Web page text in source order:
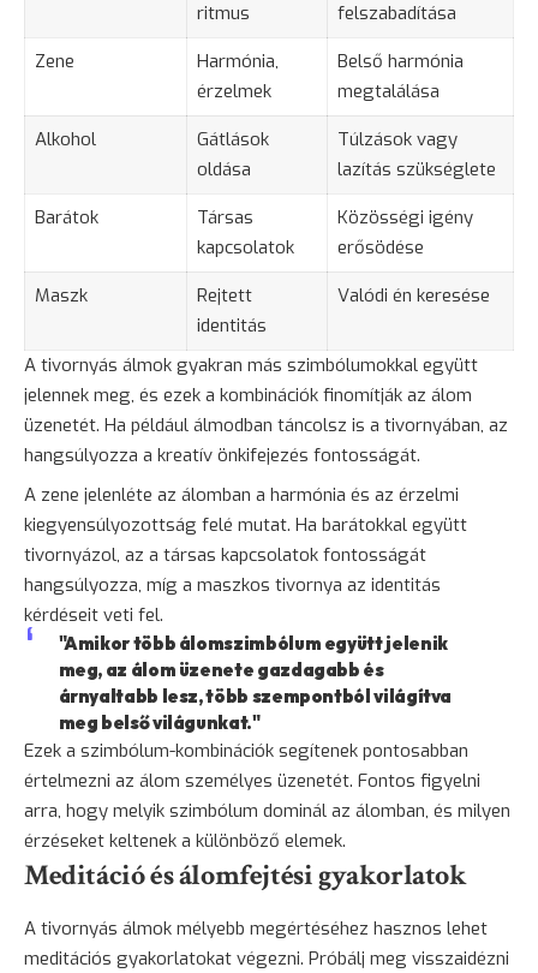
ritmus
felszabadítása
Zene
Harmónia,
érzelmek
Belső harmónia
megtalálása
Alkohol
Gátlások
oldása
Túlzások vagy
lazítás szükséglete
Barátok
Társas
kapcsolatok
Közösségi igény
erősödése
Maszk
Rejtett
identitás
Valódi én keresése
A tivornyás álmok gyakran más szimbólumokkal együtt
jelennek meg, és ezek a kombinációk finomítják az álom
üzenetét. Ha például álmodban táncolsz is a tivornyában, az
hangsúlyozza a kreatív önkifejezés fontosságát.
A zene jelenléte az álomban a harmónia és az érzelmi
kiegyensúlyozottság felé mutat. Ha barátokkal együtt
tivornyázol, az a társas kapcsolatok fontosságát
hangsúlyozza, míg a maszkos tivornya az identitás
kérdéseit veti fel.
"Amikor több álomszimbólum együtt jelenik
meg, az álom üzenete gazdagabb és
árnyaltabb lesz, több szempontból világítva
meg belső világunkat."
Ezek a szimbólum-kombinációk segítenek pontosabban
értelmezni az álom személyes üzenetét. Fontos figyelni
arra, hogy melyik szimbólum dominál az álomban, és milyen
érzéseket keltenek a különböző elemek.
Meditáció és álomfejtési gyakorlatok
A tivornyás álmok mélyebb megértéséhez hasznos lehet
meditációs gyakorlatokat végezni. Próbálj meg visszaidézni